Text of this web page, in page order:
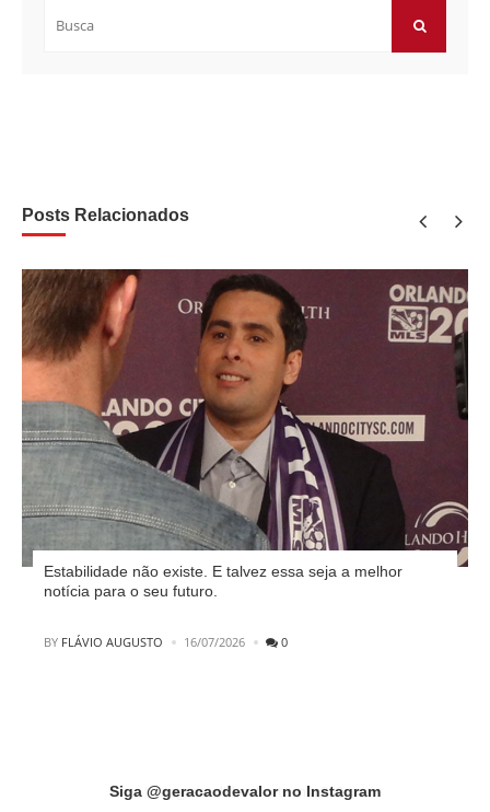
por:
Posts Relacionados
Estabilidade não existe. E talvez essa seja a melhor
notícia para o seu futuro.
POSTED
BY FLÁVIO AUGUSTO 16/07/2026 0
Instagram did not return a 200.
Siga @geracaodevalor no Instagram